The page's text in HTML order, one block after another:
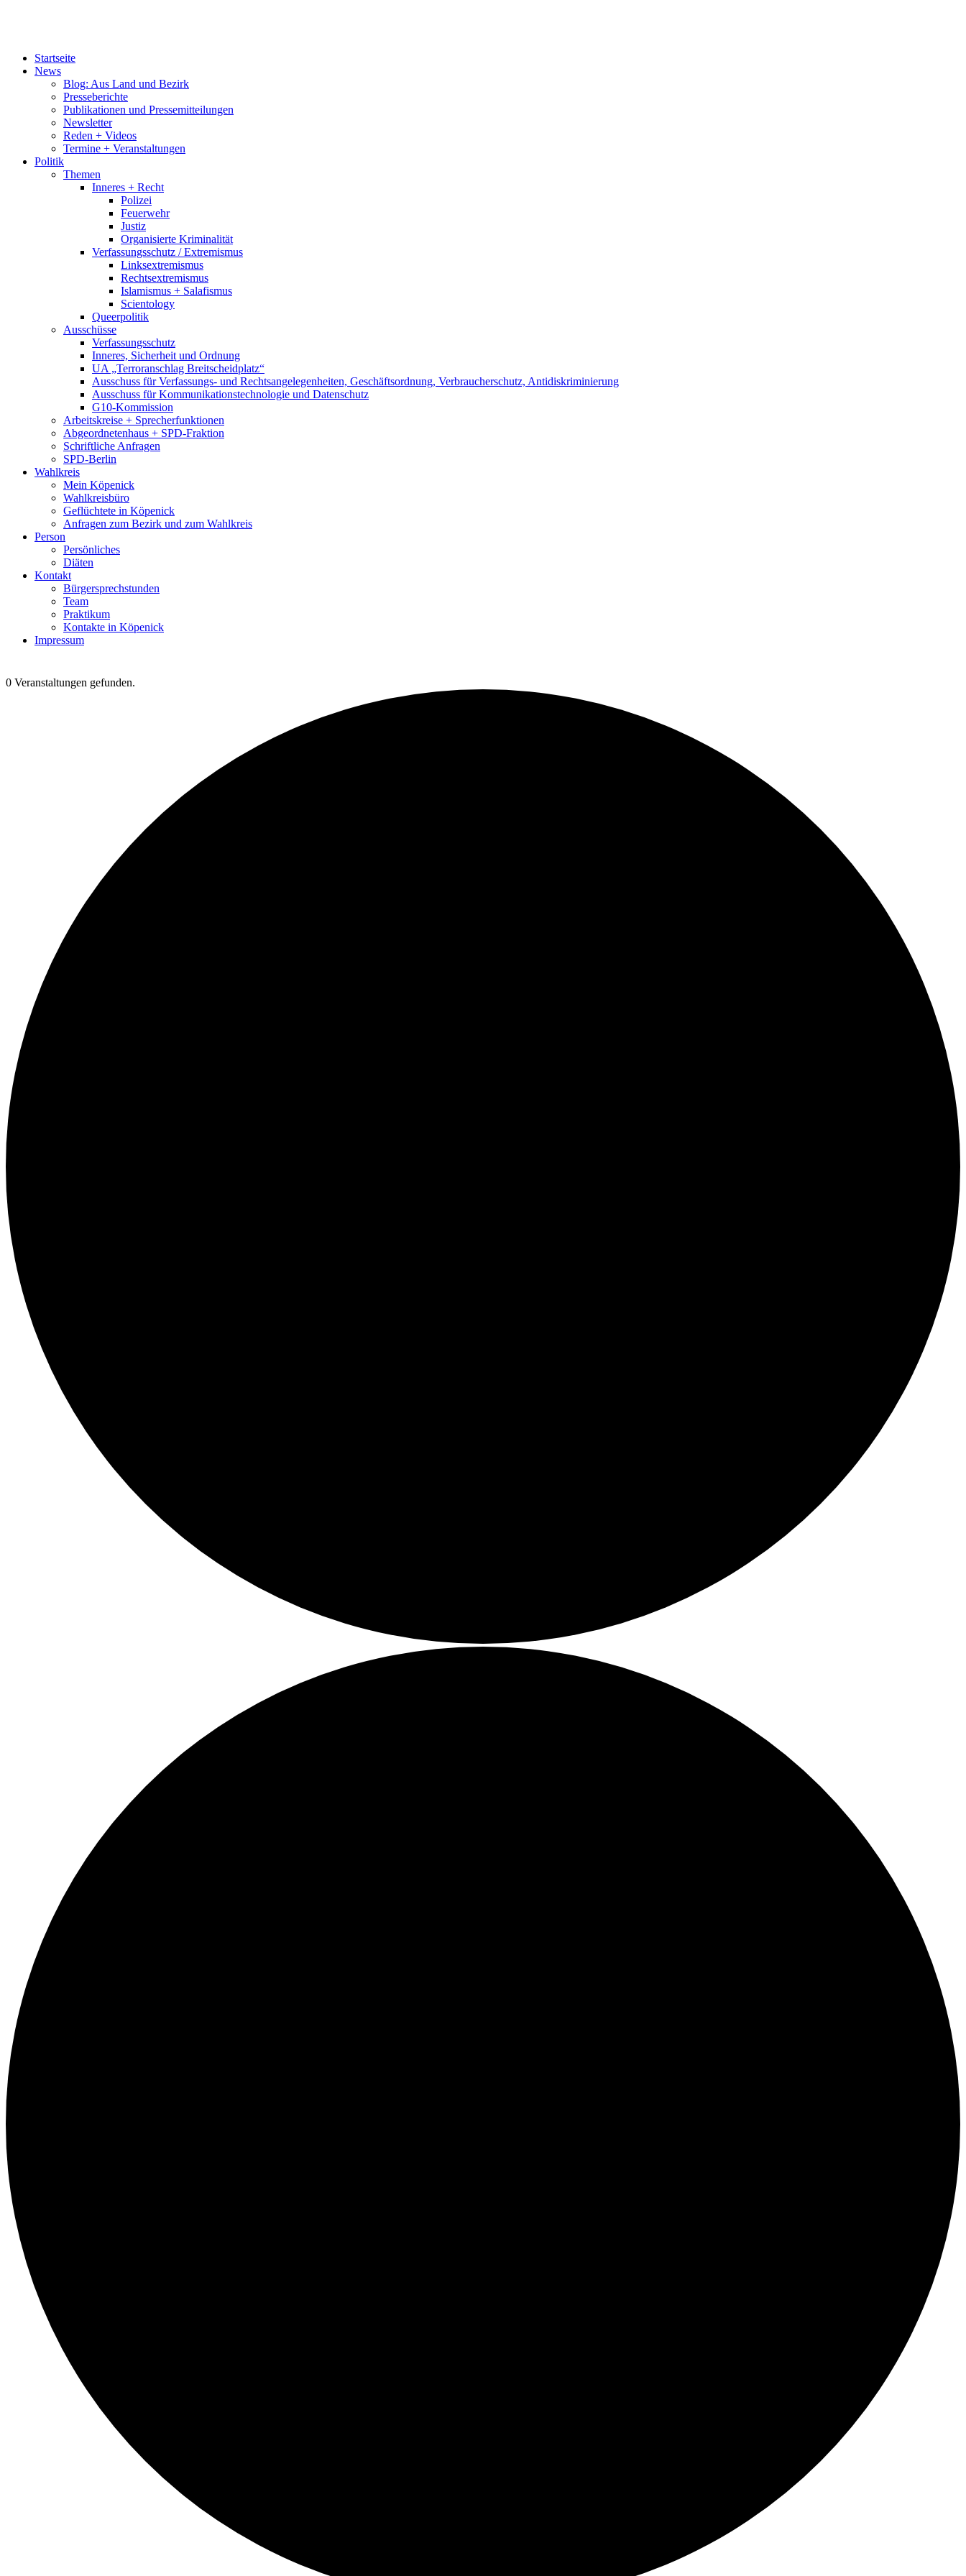
Startseite
News
Blog: Aus Land und Bezirk
Presseberichte
Publikationen und Pressemitteilungen
Newsletter
Reden + Videos
Termine + Veranstaltungen
Politik
Themen
Inneres + Recht
Polizei
Feuerwehr
Justiz
Organisierte Kriminalität
Verfassungsschutz / Extremismus
Linksextremismus
Rechtsextremismus
Islamismus + Salafismus
Scientology
Queerpolitik
Ausschüsse
Verfassungsschutz
Inneres, Sicherheit und Ordnung
UA „Terroranschlag Breitscheidplatz“
Ausschuss für Verfassungs- und Rechtsangelegenheiten, Geschäftsordnung, Verbraucherschutz, Antidiskriminierung
Ausschuss für Kommunikationstechnologie und Datenschutz
G10-Kommission
Arbeitskreise + Sprecherfunktionen
Abgeordnetenhaus + SPD-Fraktion
Schriftliche Anfragen
SPD-Berlin
Wahlkreis
Mein Köpenick
Wahlkreisbüro
Geflüchtete in Köpenick
Anfragen zum Bezirk und zum Wahlkreis
Person
Persönliches
Diäten
Kontakt
Bürgersprechstunden
Team
Praktikum
Kontakte in Köpenick
Impressum
0 Veranstaltungen gefunden.